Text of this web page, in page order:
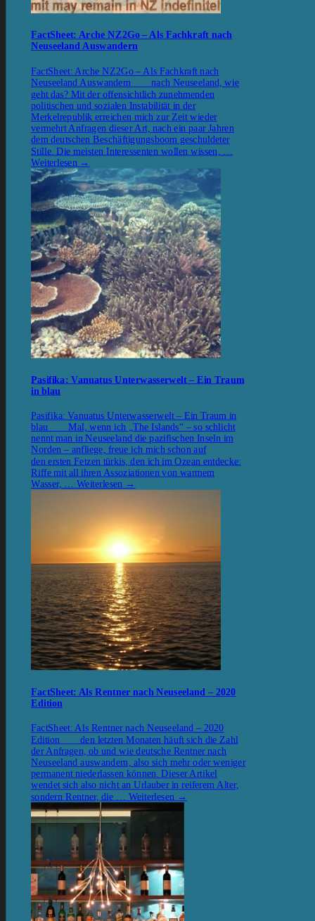
FactSheet: Arche NZ2Go – Als Fachkraft nach
Neuseeland Auswandern
FactSheet: Arche NZ2Go – Als Fachkraft nach
Neuseeland Auswandern nach Neuseeland, wie
geht das? Mit der offensichtlich zunehmenden
politischen und sozialen Instabilität in der
Merkelrepublik erreichen mich zur Zeit wieder
vermehrt Anfragen dieser Art, nach ein paar Jahren
dem deutschen Beschäftigungsboom geschuldeter
Stille. Die meisten Interessenten wollen wissen, …
Weiterlesen →
Pasifika: Vanuatus Unterwasserwelt – Ein Traum
in blau
Pasifika: Vanuatus Unterwasserwelt – Ein Traum in
blau Mal, wenn ich „The Islands“ – so schlicht
nennt man in Neuseeland die pazifischen Inseln im
Norden – anfliege, freue ich mich schon auf
den ersten Fetzen türkis, den ich im Ozean entdecke:
Riffe mit all ihren Assoziationen von warmem
Wasser, … Weiterlesen →
FactSheet: Als Rentner nach Neuseeland – 2020
Edition
FactSheet: Als Rentner nach Neuseeland – 2020
Edition den letzten Monaten häuft sich die Zahl
der Anfragen, ob und wie deutsche Rentner nach
Neuseeland auswandern, also sich mehr oder weniger
permanent niederlassen können. Dieser Artikel
wendet sich also nicht an Urlauber in reiferem Alter,
sondern Rentner, die … Weiterlesen →